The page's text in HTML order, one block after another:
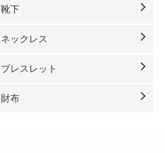
靴下
ネックレス
ブレスレット
財布